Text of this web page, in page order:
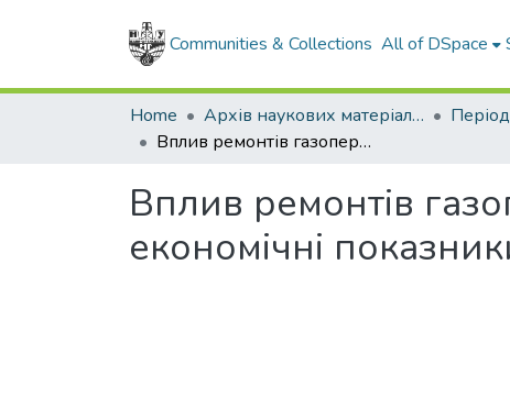
Communities & Collections All of DSpace
Home Архів наукових матеріалів
Вплив ремонтів газоперекачувальних агрегатів на основні економічні показники діяльності газотранспортних підприємств
Вплив ремонтів
економічні